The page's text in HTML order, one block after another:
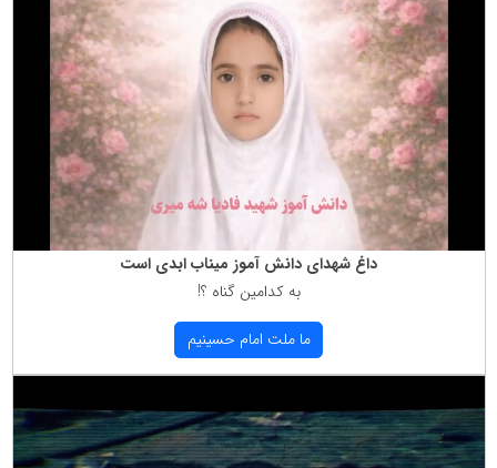
داغ شهدای دانش آموز میناب ابدی است
به كدامین گناه ؟!
ما ملت امام حسینیم